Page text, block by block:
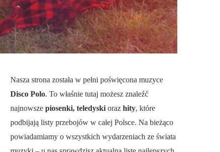
Nasza strona została w pełni poświęcona muzyce
Disco Polo. To właśnie tutaj możesz znaleźć
najnowsze piosenki, teledyski oraz hity, które
podbijają listy przebojów w całej Polsce. Na bieżąco
powiadamiamy o wszystkich wydarzeniach ze świata